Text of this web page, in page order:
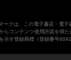
ークは、この電子書店・電子
らコンテンツ使用許諾を得
示す登録商標（登録番号